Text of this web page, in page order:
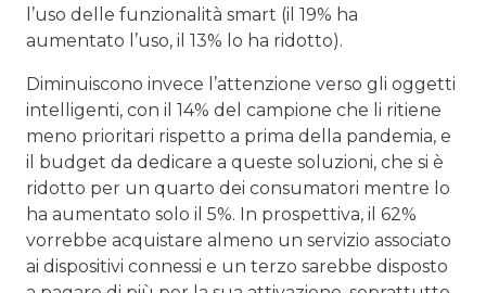
l’uso delle funzionalità smart (il 19% ha
aumentato l’uso, il 13% lo ha ridotto).
Diminuiscono invece l’attenzione verso gli oggetti
intelligenti, con il 14% del campione che li ritiene
meno prioritari rispetto a prima della pandemia, e
il budget da dedicare a queste soluzioni, che si è
ridotto per un quarto dei consumatori mentre lo
ha aumentato solo il 5%. In prospettiva, il 62%
vorrebbe acquistare almeno un servizio associato
ai dispositivi connessi e un terzo sarebbe disposto